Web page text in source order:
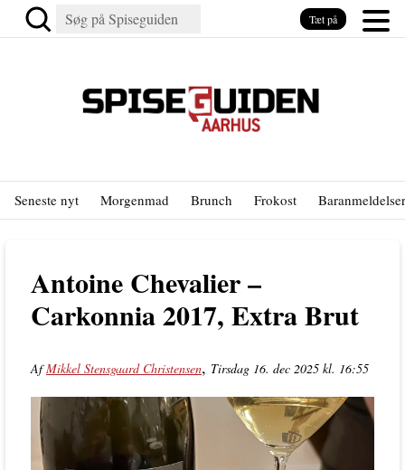
Seneste nyt Morgenmad Brunch Frokost Baranmeldelser
Antoine Chevalier –
Carkonnia 2017, Extra Brut
AfMikkel Stensgaard Christensen, Tirsdag 16. dec 2025 kl. 16:55
Tæt på